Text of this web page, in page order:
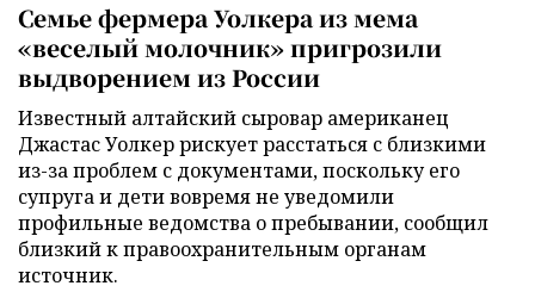
Семье фермера Уолкера из мема
«веселый молочник» пригрозили
выдворением из России
Известный алтайский сыровар американец
Джастас Уолкер рискует расстаться с близкими
из-за проблем с документами, поскольку его
супруга и дети вовремя не уведомили
профильные ведомства о пребывании, сообщил
близкий к правоохранительным органам
источник.